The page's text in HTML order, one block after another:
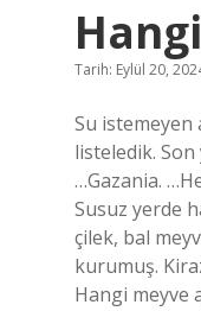
Tarih: Eylül 20,
Su istemeyen
listeledik.
…Gazania.
Susuz yerde
çilek, bal
kurumuş.
Hangi meyve